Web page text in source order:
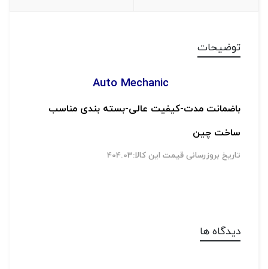
توضیحات
باضمانت مدت-کیفیت عالی-بسته بندی مناسب
ساخت چین
تاریخ بروزرسانی قیمت این کالا:404.03
دیدگاه ها